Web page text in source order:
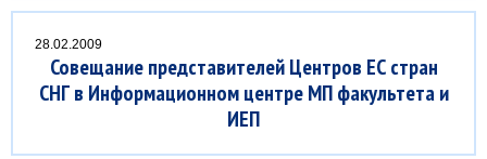
28.02.2009
Совещание представителей Центров ЕС стран
СНГ в Информационном центре МП факультета и
ИЕП